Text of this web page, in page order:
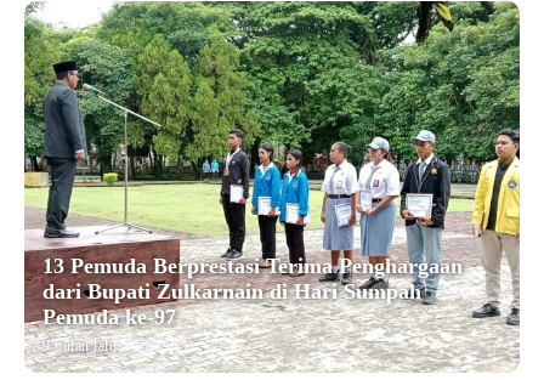
13 Pemuda Berprestasi Terima Penghargaan
dari Bupati Zulkarnain di Hari Sumpah
Pemuda ke-97
9 bulan lalu